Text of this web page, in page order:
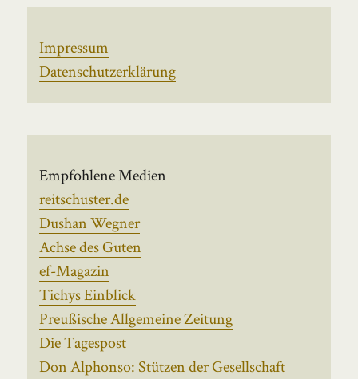
Impressum
Datenschutzerklärung
Empfohlene Medien
reitschuster.de
Dushan Wegner
Achse des Guten
ef-Magazin
Tichys Einblick
Preußische Allgemeine Zeitung
Die Tagespost
Don Alphonso: Stützen der Gesellschaft